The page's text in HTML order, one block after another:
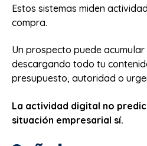
Estos sistemas miden
compra.
Un prospecto puede acumular
descargando todo tu
presupuesto, autoridad o
La actividad digital no
situación empresarial sí.